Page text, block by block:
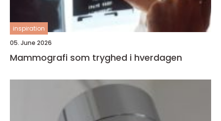
inspiration
05. June 2026
Mammografi som tryghed i hverdagen